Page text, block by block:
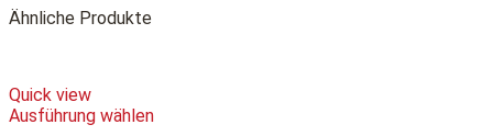
Ähnliche Produkte
Quick view
Ausführung wählen